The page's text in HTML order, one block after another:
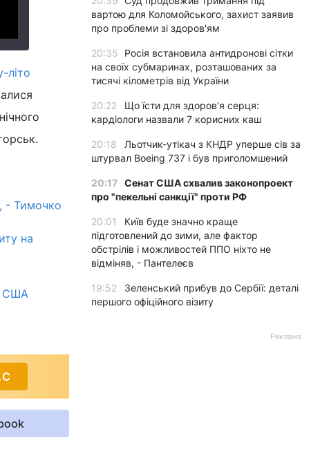
літо
- Тимочко
на
США
вартою для Коломойського, захист заявив
про проблеми зі здоров'ям
20:35
Росія встановила антидронові сітки
на своїх субмаринах, розташованих за
тисячі кілометрів від України
20:22
Що їсти для здоров’я серця:
кардіологи назвали 7 корисних каш
20:18
Льотчик-утікач з КНДР уперше сів за
штурвал Boeing 737 і був приголомшений
20:17 Сенат США схвалив законопроект
про "пекельні санкції" проти РФ
20:01
Київ буде значно краще
підготовлений до зими, але фактор
обстрілів і можливостей ППО ніхто не
відміняв, - Пантелеєв
19:52
Зеленський прибув до Сербії: деталі
першого офіційного візиту
Реклама